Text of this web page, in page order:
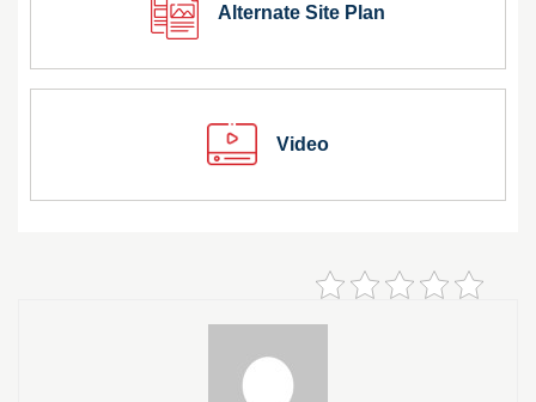
Alternate Site Plan
Video